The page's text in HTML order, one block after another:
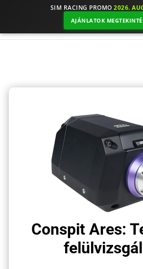
SIM RACING PROMO 2026.
AJÁNLATOK
Conspit Ares: